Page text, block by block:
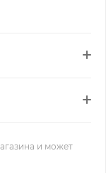
и может